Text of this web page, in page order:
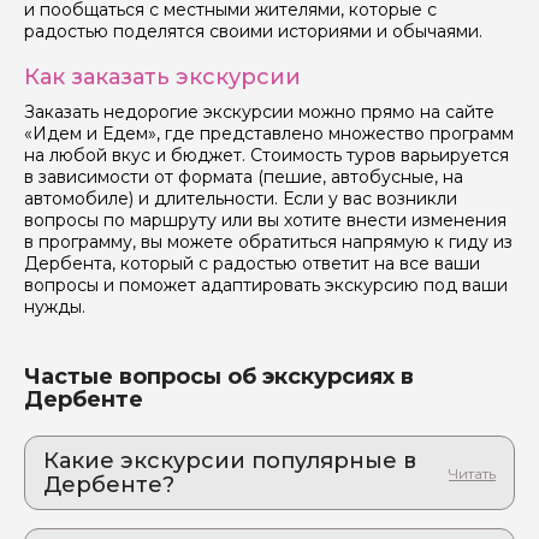
и пообщаться с местными жителями, которые с
радостью поделятся своими историями и обычаями.
Как заказать экскурсии
Заказать недорогие экскурсии можно прямо на сайте
«Идем и Едем», где представлено множество программ
на любой вкус и бюджет. Стоимость туров варьируется
в зависимости от формата (пешие, автобусные, на
автомобиле) и длительности. Если у вас возникли
вопросы по маршруту или вы хотите внести изменения
в программу, вы можете обратиться напрямую к гиду из
Дербента, который с радостью ответит на все ваши
вопросы и поможет адаптировать экскурсию под ваши
нужды.
Частые вопросы об экскурсиях в
Дербенте
Какие экскурсии популярные в
Дербенте?